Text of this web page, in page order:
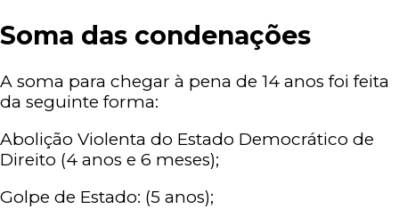
Soma das condenações
A soma para chegar à pena de 14 anos foi feita
da seguinte forma:
Abolição Violenta do Estado Democrático de
Direito (4 anos e 6 meses);
Golpe de Estado: (5 anos);